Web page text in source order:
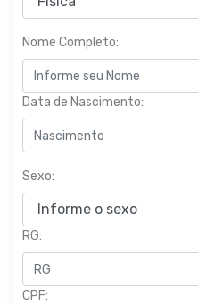
Nome Completo:
Data de Nascimento:
Sexo:
RG:
CPF: